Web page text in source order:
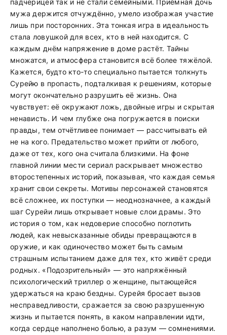
падчерицей так и не стали семейными. Приёмная дочь
мужа держится отчуждённо, умело изображая участие
лишь при посторонних. Эта тонкая игра в идеальность
стала ловушкой для всех, кто в ней находится. С
каждым днём напряжение в доме растёт. Тайны
множатся, и атмосфера становится всё более тяжёлой.
Кажется, будто кто-то специально пытается толкнуть
Сурейю в пропасть, подталкивая к решениям, которые
могут окончательно разрушить её жизнь. Она
чувствует: её окружают ложь, двойные игры и скрытая
ненависть. И чем глубже она погружается в поиски
правды, тем отчётливее понимает — рассчитывать ей
не на кого. Предательство может прийти от любого,
даже от тех, кого она считала близкими. На фоне
главной линии мести сериал раскрывает множество
второстепенных историй, показывая, что каждая семья
хранит свои секреты. Мотивы персонажей становятся
всё сложнее, их поступки — неоднозначнее, а каждый
шаг Сурейи лишь открывает новые слои драмы. Это
история о том, как недоверие способно поглотить
людей, как невысказанные обиды превращаются в
оружие, и как одиночество может быть самым
страшным испытанием даже для тех, кто живёт среди
родных. «Подозрительный» — это напряжённый
психологический триллер о женщине, пытающейся
удержаться на краю бездны. Сурейя бросает вызов
несправедливости, сражается за свою разрушенную
жизнь и пытается понять, в каком направлении идти,
когда сердце наполнено болью, а разум — сомнениями.